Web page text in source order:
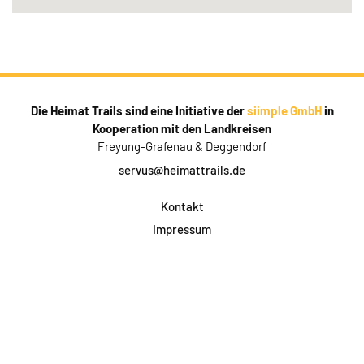
Die Heimat Trails sind eine Initiative dersiimple GmbHin
Kooperation mit den Landkreisen
Freyung-Grafenau & Deggendorf
servus@heimattrails.de
Kontakt
Impressum